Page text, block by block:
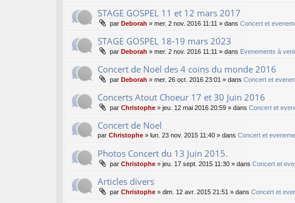
STAGE GOSPEL 11 et 12 mars 2017
par Deborah » mer. 2 nov. 2016 11:11 » dans Concert et
STAGE GOSPEL 18-19 mars 2023
par Deborah » mer. 2 nov. 2016 11:11 » dans Evenements à
Concert de Noël des 4 coins du monde 2016
par Deborah » mer. 26 oct. 2016 23:01 » dans Concert et
Concerts Atout Choeur 17 et 30 Juin 2016
par Christophe » jeu. 12 mai 2016 20:59 » dans Concert et
Concert de Noel
par Christophe » lun. 23 nov. 2015 11:40 » dans Concert et
Photos Concert du 13 Juin 2015.
par Christophe » jeu. 17 sept. 2015 11:30 » dans Concert et
Articles divers
par Christophe » dim. 12 avr. 2015 21:51 » dans Concert et